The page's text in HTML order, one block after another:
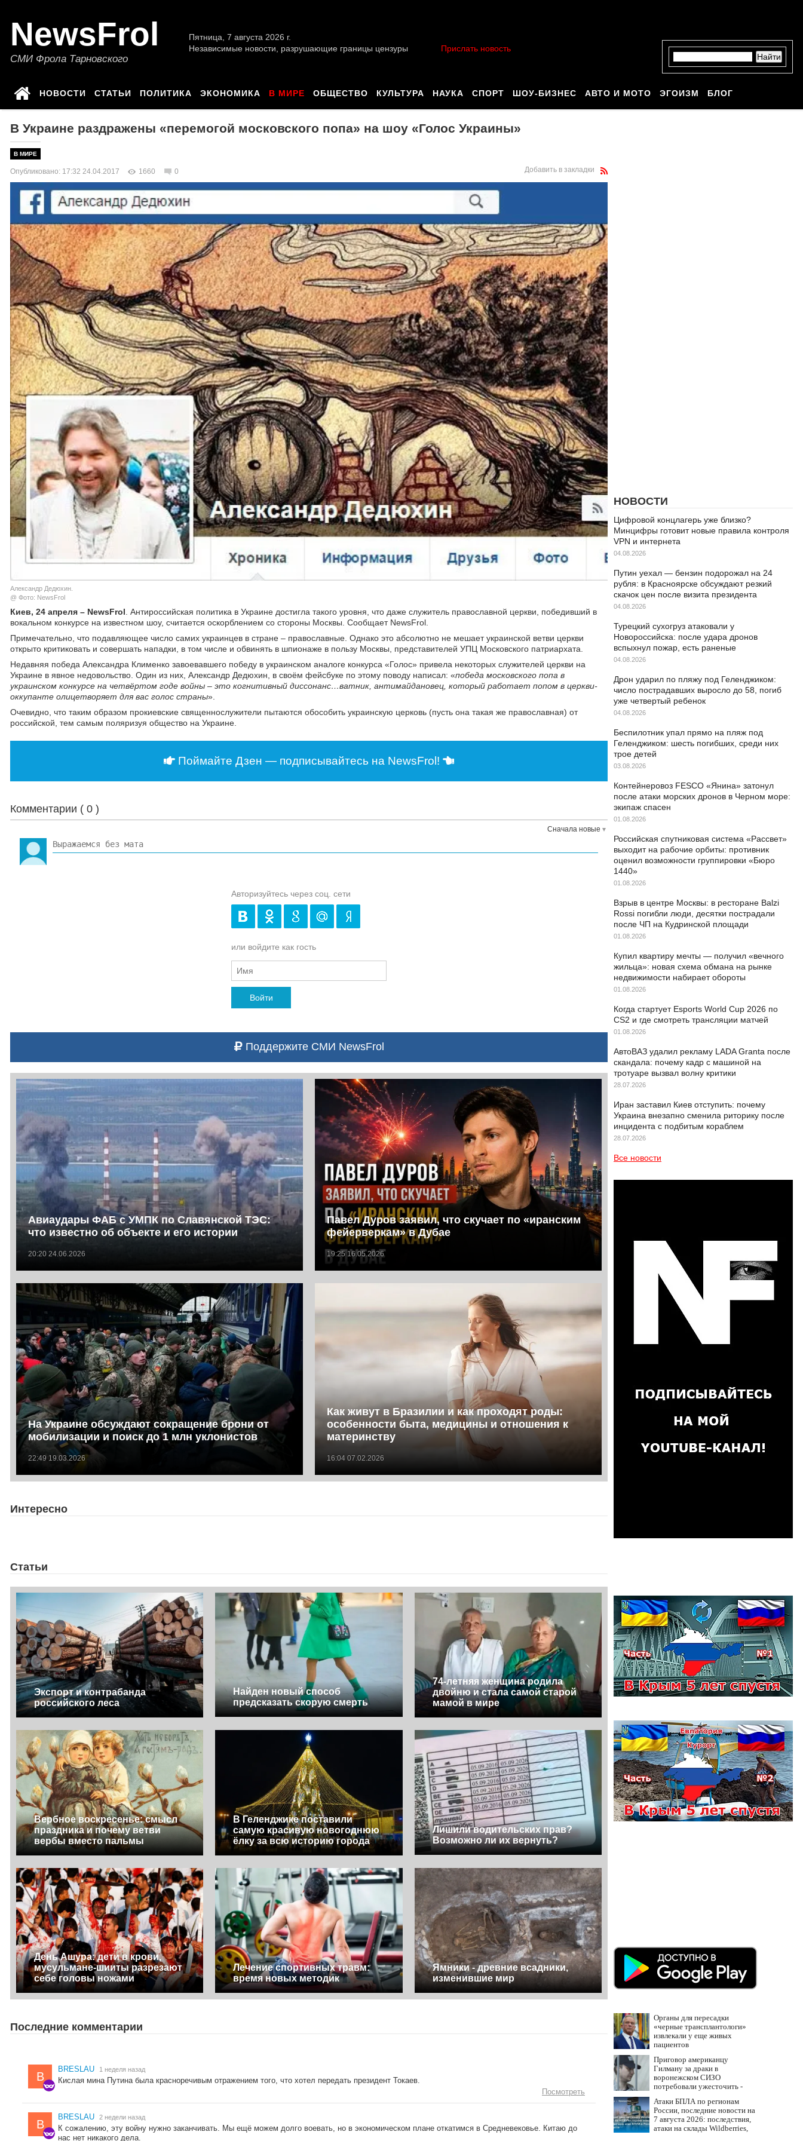
NewsFrol
СМИ Фрола Тарновского
Пятница, 7 августа 2026 г.
Независимые новости, разрушающие границы цензуры
Прислать новость
НОВОСТИ СТАТЬИ ПОЛИТИКА ЭКОНОМИКА В МИРЕ ОБЩЕСТВО КУЛЬТУРА НАУКА СПОРТ ШОУ-БИЗНЕС АВТО И МОТО ЭГОИЗМ БЛОГ
В Украине раздражены «перемогой московского попа» на шоу «Голос Украины»
В МИРЕ
Опубликовано: 17:32 24.04.2017 1660 0 Добавить в закладки
Александр Дедюхин.
@ Фото: NewsFrol
Киев, 24 апреля – NewsFrol . Антироссийская политика в Украине достигла такого уровня, что даже служитель православной церкви, победивший в
вокальном конкурсе на известном шоу, считается оскорблением со стороны Москвы. Сообщает NewsFrol.
Примечательно, что подавляющее число самих украинцев в стране – православные. Однако это абсолютно не мешает украинской ветви церкви
открыто критиковать и совершать нападки, в том числе и обвинять в шпионаже в пользу Москвы, представителей УПЦ Московского патриархата.
Недавняя победа Александра Клименко завоевавшего победу в украинском аналоге конкурса «Голос» привела некоторых служителей церкви на
Украине в явное недовольство. Один из них, Александр Дедюхин, в своём фейсбуке по этому поводу написал: «победа московского попа в
украинском конкурсе на четвёртом годе войны – это когнитивный диссонанс…ватник, антимайдановец, который работает попом в церкви-
оккупанте олицетворяет для вас голос страны».
Очевидно, что таким образом прокиевские священнослужители пытаются обособить украинскую церковь (пусть она такая же православная) от
российской, тем самым поляризуя общество на Украине.
Поймайте Дзен — подписывайтесь на NewsFrol!
Комментарии ( 0 )
Сначала новые
Авторизуйтесь через соц. сети
или войдите как гость
Войти
Поддержите СМИ NewsFrol
Авиаудары ФАБ с УМПК по Славянской ТЭС:
что известно об объекте и его истории
20:20 24.06.2026
Павел Дуров заявил, что скучает по «иранским
фейерверкам» в Дубае
19:25 16.05.2026
На Украине обсуждают сокращение брони от
мобилизации и поиск до 1 млн уклонистов
22:49 19.03.2026
Как живут в Бразилии и как проходят роды:
особенности быта, медицины и отношения к
материнству
16:04 07.02.2026
Интересно
Статьи
Экспорт и контрабанда
российского леса
Найден новый способ
предсказать скорую смерть
74-летняя женщина родила
двойню и стала самой старой
мамой в мире
Вербное воскресенье: смысл
праздника и почему ветви
вербы вместо пальмы
В Геленджике поставили
самую красивую новогоднюю
ёлку за всю историю города
Лишили водительских прав?
Возможно ли их вернуть?
День Ашура: дети в крови,
мусульмане-шииты разрезают
себе головы ножами
Лечение спортивных травм:
время новых методик
Ямники - древние всадники,
изменившие мир
Последние комментарии
B
BRESLAU 1 неделя назад
Кислая мина Путина была красноречивым отражением того, что хотел передать президент Токаев.
Посмотреть
B
BRESLAU 2 недели назад
К сожалению, эту войну нужно заканчивать. Мы ещё можем долго воевать, но в экономическом плане откатимся в Средневековье. Китаю до
нас нет никакого дела.
НОВОСТИ
Цифровой концлагерь уже близко?
Минцифры готовит новые правила контроля
VPN и интернета
04.08.2026
Путин уехал — бензин подорожал на 24
рубля: в Красноярске обсуждают резкий
скачок цен после визита президента
04.08.2026
Турецкий сухогруз атаковали у
Новороссийска: после удара дронов
вспыхнул пожар, есть раненые
04.08.2026
Дрон ударил по пляжу под Геленджиком:
число пострадавших выросло до 58, погиб
уже четвертый ребенок
04.08.2026
Беспилотник упал прямо на пляж под
Геленджиком: шесть погибших, среди них
трое детей
03.08.2026
Контейнеровоз FESCO «Янина» затонул
после атаки морских дронов в Черном море:
экипаж спасен
01.08.2026
Российская спутниковая система «Рассвет»
выходит на рабочие орбиты: противник
оценил возможности группировки «Бюро
1440»
01.08.2026
Взрыв в центре Москвы: в ресторане Balzi
Rossi погибли люди, десятки пострадали
после ЧП на Кудринской площади
01.08.2026
Купил квартиру мечты — получил «вечного
жильца»: новая схема обмана на рынке
недвижимости набирает обороты
01.08.2026
Когда стартует Esports World Cup 2026 по
CS2 и где смотреть трансляции матчей
01.08.2026
АвтоВАЗ удалил рекламу LADA Granta после
скандала: почему кадр с машиной на
тротуаре вызвал волну критики
28.07.2026
Иран заставил Киев отступить: почему
Украина внезапно сменила риторику после
инцидента с подбитым кораблем
28.07.2026
Все новости
Органы для пересадки
«черные трансплантологи»
извлекали у еще живых
пациентов
Приговор американцу
Гилману за драки в
воронежском СИЗО
потребовали ужесточить -
Атаки БПЛА по регионам
России, последние новости на
7 августа 2026: последствия,
атаки на склады Wildberries,